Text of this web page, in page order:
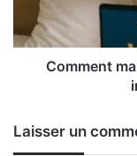
instants
gagnants
?
Comment
Laisser un